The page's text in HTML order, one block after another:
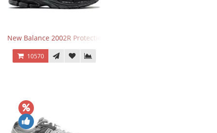
New Balance 2002R Protection Phantom Black
10570